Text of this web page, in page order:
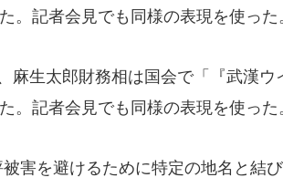
。記者会見でも同様の表現を使った
麻生太郎財務相は国会で「『武漢ウ
。記者会見でも同様の表現を使った
害を避けるために特定の地名と結び